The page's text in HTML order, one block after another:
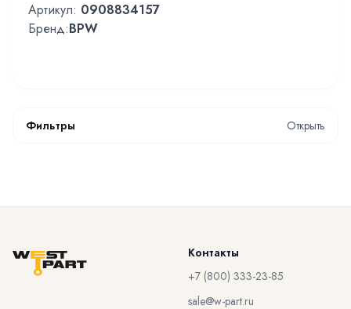
Артикул: 0908834157
Бренд:BPW
Фильтры Открыть
Контакты
+7 (800) 333-23-85
sale@w-part.ru